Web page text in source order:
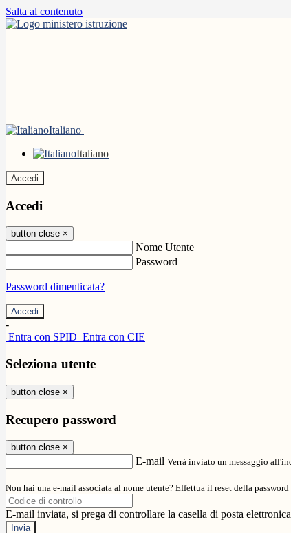
Salta al contenuto
Italiano
Italiano
Accedi
Accedi
button close ×
Nome Utente
Password
Password dimenticata?
-
Entra con SPID Entra con CIE
Seleziona utente
button close ×
Recupero password
button close ×
E-mail Verrà inviato un messaggio
Non hai una e-mail associata al nome utente? Effettua il reset della
E-mail inviata, si prega di controllare la casella di posta